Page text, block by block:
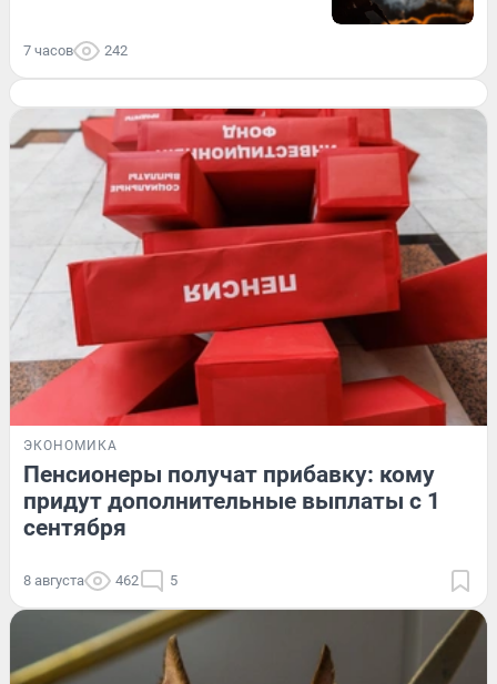
7 часов 242
ЭКОНОМИКА
Пенсионеры получат прибавку: кому
придут дополнительные выплаты с 1
сентября
8 августа 462 5